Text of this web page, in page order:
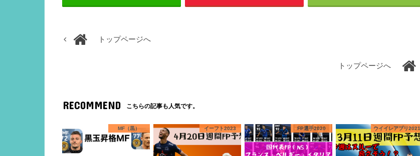
トップページへ
トップページへ
RECOMMEND こちらの記事も人気です。
MF（黒） イーフト2023 FP選手2020 ウイイレアプリ2021